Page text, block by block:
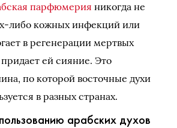
парфюмерия никогда не
либо кожных инфекций или
в регенерации мертвых
ей сияние. Это
по которой восточные духи
в разных странах.
арабских духов